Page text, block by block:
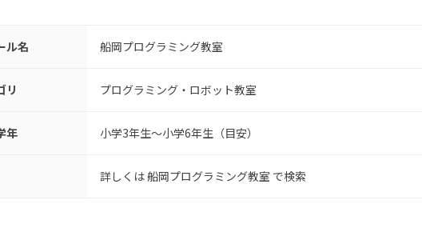
ル名 船岡プログラミング教室
リ プログラミング・ロボット教室
年 小学3年生～小学6年生（目安）
詳しくは 船岡プログラミング教室 で検索